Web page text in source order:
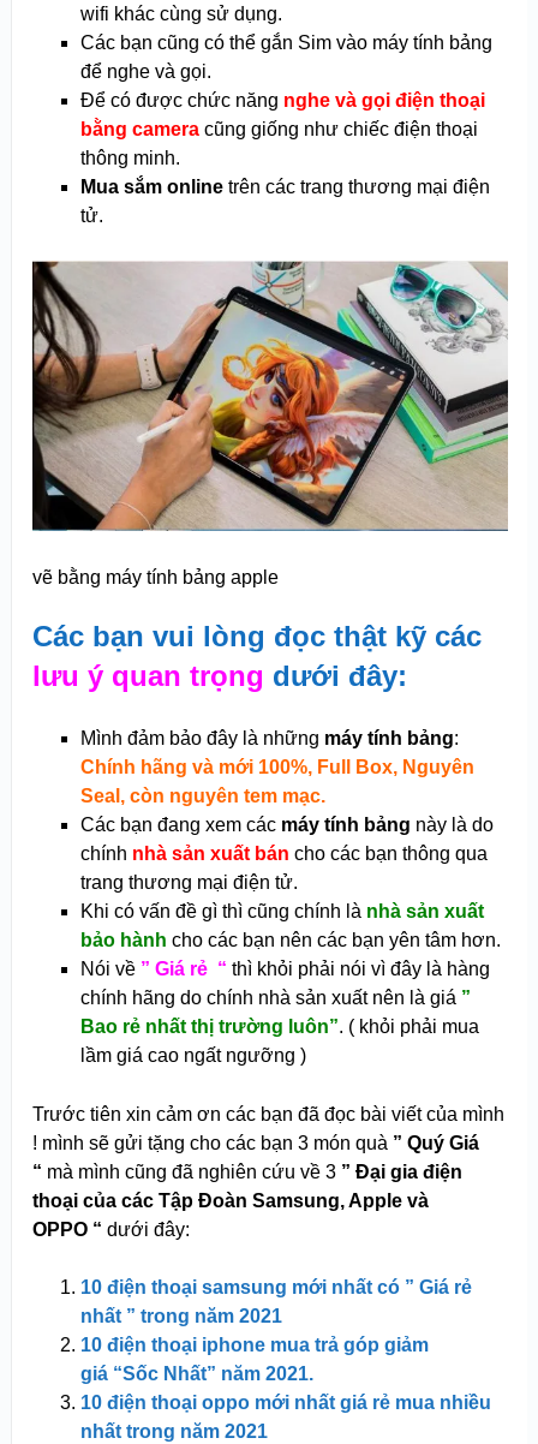
wifi khác cùng sử dụng.
Các bạn cũng có thể gắn Sim vào máy tính bảng
để nghe và gọi.
Để có được chức năng nghe và gọi điện thoại
bằng cameracũng giống như chiếc điện thoại
thông minh.
Mua sắm onlinetrên các trang thương mại điện
tử.
vẽ bằng máy tính bảng apple
Các bạn vui lòng đọc thật kỹ các
lưu ý quan trọng dưới đây:
Mình đảm bảo đây là những máy tính bảng:
Chính hãng và mới 100%, Full Box, Nguyên
Seal, còn nguyên tem mạc.
Các bạn đang xem các máy tính bảng này là do
chính nhà sản xuất bán cho các bạn thông qua
trang thương mại điện tử.
Khi có vấn đề gì thì cũng chính là nhà sản xuất
bảo hành cho các bạn nên các bạn yên tâm hơn.
Nói về ” Giá rẻ “ thì khỏi phải nói vì đây là hàng
chính hãng do chính nhà sản xuất nên là giá ”
Bao rẻ nhất thị trường luôn”. ( khỏi phải mua
lầm giá cao ngất ngưỡng )
Trước tiên xin cảm ơn các bạn đã đọc bài viết của mình
! mình sẽ gửi tặng cho các bạn 3 món quà ” Quý Giá
“ mà mình cũng đã nghiên cứu về 3 ” Đại gia điện
thoại của các Tập Đoàn Samsung, Apple và
OPPO “ dưới đây:
10 điện thoại samsung mới nhất có ” Giá rẻ
nhất ” trong năm 2021
10 điện thoại iphone mua trả góp giảm
giá “Sốc Nhất” năm 2021.
10 điện thoại oppo mới nhất giá rẻ mua nhiều
nhất trong năm 2021